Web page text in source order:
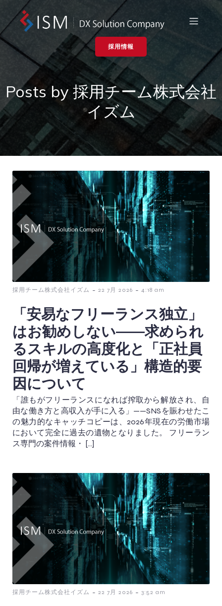
採用情報
Posts by 採用チーム株式会社
イズム
採用チーム株式会社イズム - 22 7月 2026 - 4:18 am
「安易なフリーランス独立」
はお勧めしない——求められ
るスキルの高度化と「正社員
回帰が増えている」構造的要
因について
「誰もがフリーランスになれば搾取から解放され、自
由な働き方と高収入が手に入る」——SNSを賑わせたこ
の魅力的なキャッチコピーは、2026年現在の労働市場
において完全に過去の遺物となりました。 フリーラン
ス専門の案件情報・ […]
採用チーム株式会社イズム - 22 7月 2026 - 3:52 am